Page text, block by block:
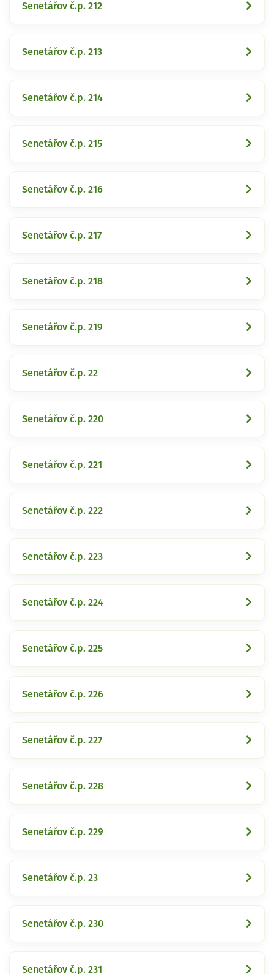
Senetářov č.p. 212
Senetářov č.p. 213
Senetářov č.p. 214
Senetářov č.p. 215
Senetářov č.p. 216
Senetářov č.p. 217
Senetářov č.p. 218
Senetářov č.p. 219
Senetářov č.p. 22
Senetářov č.p. 220
Senetářov č.p. 221
Senetářov č.p. 222
Senetářov č.p. 223
Senetářov č.p. 224
Senetářov č.p. 225
Senetářov č.p. 226
Senetářov č.p. 227
Senetářov č.p. 228
Senetářov č.p. 229
Senetářov č.p. 23
Senetářov č.p. 230
Senetářov č.p. 231